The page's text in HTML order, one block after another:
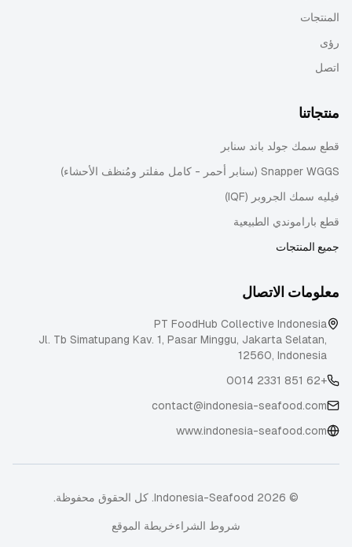
المنتجات
رؤى
اتصل
منتجاتنا
قطع سمك جولد باند سنابر
Snapper WGGS (سنابر أحمر - كامل مفلتر ومُنظف الأحشاء)
فيليه سمك الجروبر (IQF)
قطع باراموندي الطبيعية
جميع المنتجات
معلومات الاتصال
PT FoodHub Collective Indonesia
Jl. Tb Simatupang Kav. 1, Pasar Minggu, Jakarta Selatan,
12560, Indonesia
+62 851 2331 0014
contact@indonesia-seafood.com
www.indonesia-seafood.com
© 2026 Indonesia-Seafood. كل الحقوق محفوظة.
شروط الشراءخريطة الموقع